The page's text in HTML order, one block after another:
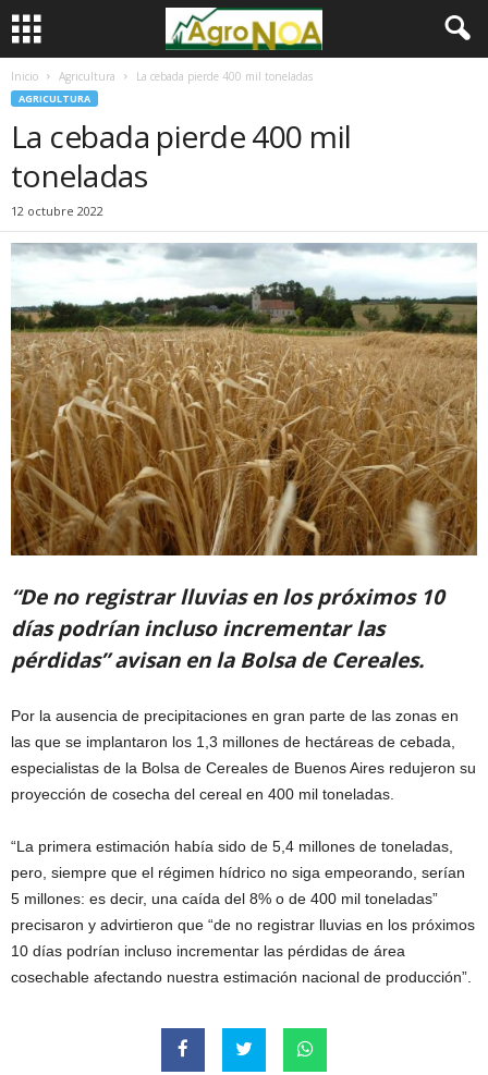
Inicio Agricultura La cebada pierde 400 mil toneladas
AGRICULTURA
La cebada pierde 400 mil
toneladas
12 octubre 2022
“De no registrar lluvias en los próximos 10
días podrían incluso incrementar las
pérdidas” avisan en la Bolsa de Cereales.
Por la ausencia de precipitaciones en gran parte de las zonas en
las que se implantaron los 1,3 millones de hectáreas de cebada,
especialistas de la Bolsa de Cereales de Buenos Aires redujeron su
proyección de cosecha del cereal en 400 mil toneladas.
“La primera estimación había sido de 5,4 millones de toneladas,
pero, siempre que el régimen hídrico no siga empeorando, serían
5 millones: es decir, una caída del 8% o de 400 mil toneladas”
precisaron y advirtieron que “de no registrar lluvias en los próximos
10 días podrían incluso incrementar las pérdidas de área
cosechable afectando nuestra estimación nacional de producción”.